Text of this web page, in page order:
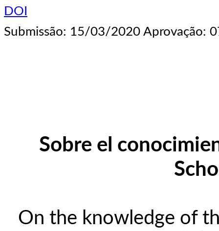
DOI
Submissão: 15/03/2020 Aprovação:
Sobre el
On the knowledge of